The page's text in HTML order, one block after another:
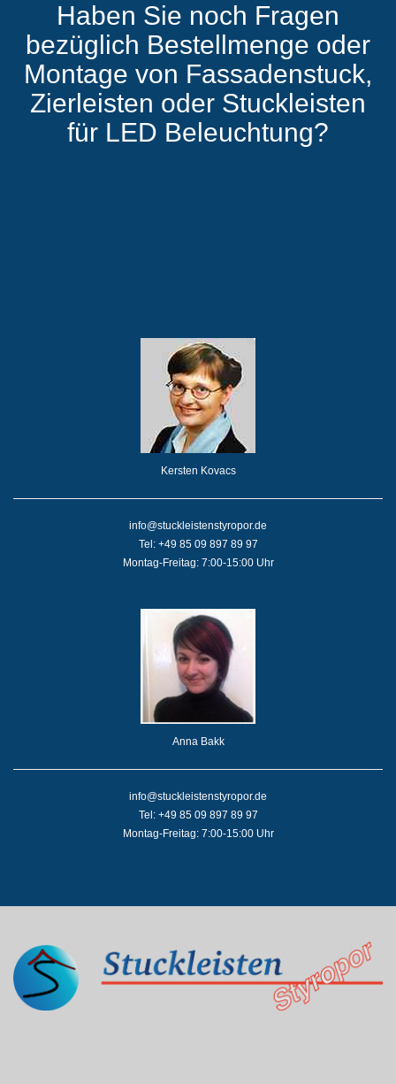
Haben Sie noch Fragen
bezüglich Bestellmenge oder
Montage von Fassadenstuck,
Zierleisten oder Stuckleisten
für LED Beleuchtung?
Kersten Kovacs
info@stuckleistenstyropor.de
Tel: +49 85 09 897 89 97
Montag-Freitag: 7:00-15:00 Uhr
Anna Bakk
info@stuckleistenstyropor.de
Tel: +49 85 09 897 89 97
Montag-Freitag: 7:00-15:00 Uhr